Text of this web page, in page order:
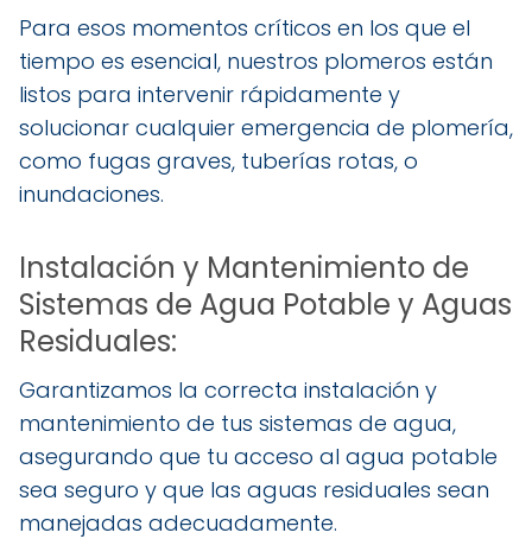
Para esos momentos críticos en los que el
tiempo es esencial, nuestros plomeros están
listos para intervenir rápidamente y
solucionar cualquier emergencia de plomería,
como fugas graves, tuberías rotas, o
inundaciones.
Instalación y Mantenimiento de
Sistemas de Agua Potable y Aguas
Residuales:
Garantizamos la correcta instalación y
mantenimiento de tus sistemas de agua,
asegurando que tu acceso al agua potable
sea seguro y que las aguas residuales sean
manejadas adecuadamente.